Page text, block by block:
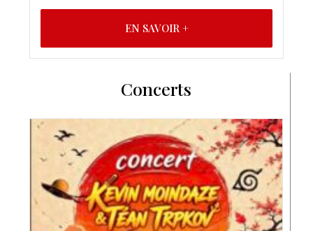
EN SAVOIR +
Concerts